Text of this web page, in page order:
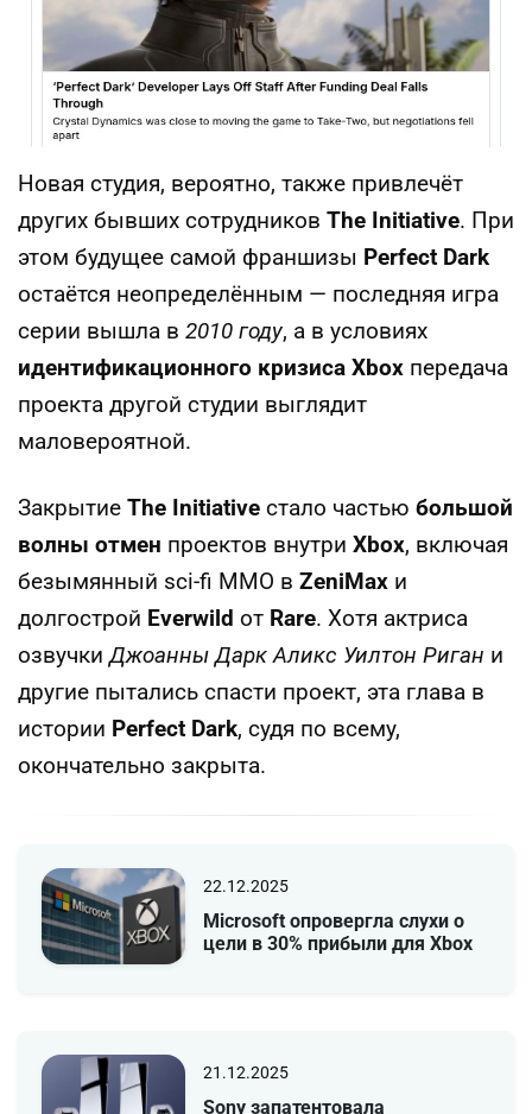
Новая студия, вероятно, также привлечёт
других бывших сотрудников The Initiative. При
этом будущее самой франшизы Perfect Dark
остаётся неопределённым — последняя игра
серии вышла в 2010 году, а в условиях
идентификационного кризиса Xbox передача
проекта другой студии выглядит
маловероятной.
Закрытие The Initiative стало частью большой
волны отмен проектов внутри Xbox, включая
безымянный sci-fi MMO в ZeniMax и
долгострой Everwild от Rare. Хотя актриса
озвучкиДжоанны Дарк Аликс Уилтон Риган и
другие пытались спасти проект, эта глава в
истории Perfect Dark, судя по всему,
окончательно закрыта.
22.12.2025
Microsoft опровергла слухи о
цели в 30% прибыли для Xbox
21.12.2025
Sony запатентовала